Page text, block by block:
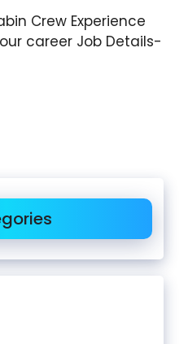
Crew Experience
career Job Details-